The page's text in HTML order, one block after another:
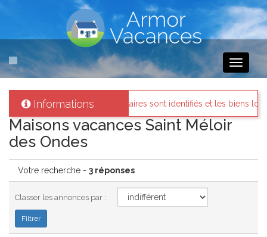
Toggle
Informations
Tous les propriétaires sont identifiés et les biens loués existent
Maisons vacances Saint Méloir
des Ondes
Votre recherche - 3 réponses
Classer les annonces par :